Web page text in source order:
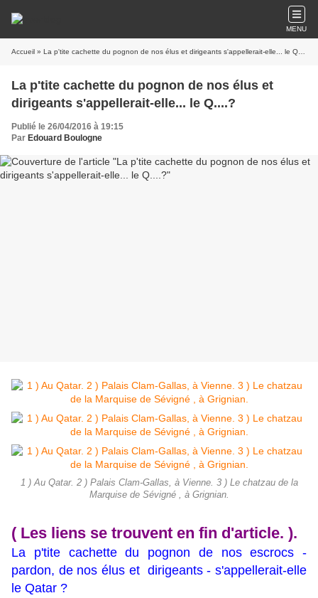
MENU
Accueil » La p'tite cachette du pognon de nos élus et dirigeants s'appellerait-elle... le Q....?
La p'tite cachette du pognon de nos élus et
dirigeants s'appellerait-elle... le Q....?
Publié le 26/04/2016 à 19:15
Par Edouard Boulogne
1 ) Au Qatar. 2 ) Palais Clam-Gallas, à Vienne. 3 ) Le chatzau de la
Marquise de Sévigné , à Grignian.
( Les liens se trouvent en fin d'article. ).
La p'tite cachette du pognon de nos escrocs -
pardon, de nos élus et dirigeants - s'appellerait-elle
le Qatar ?